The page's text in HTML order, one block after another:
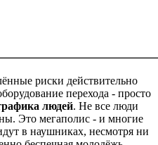
риски действительно
перехода - просто
людей . Не все люди
Это мегаполис - и многие
в наушниках, несмотря ни
беспечная молодёжь.